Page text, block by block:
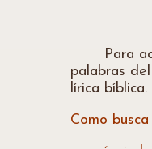
Para
palabras
lírica bíblica.
Como